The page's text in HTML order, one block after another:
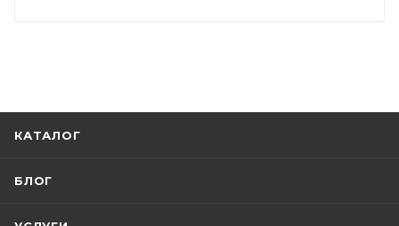
КАТАЛОГ
БЛОГ